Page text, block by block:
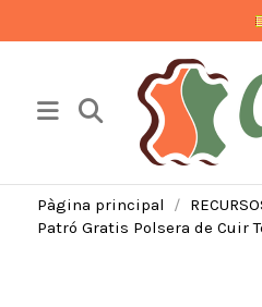
Pàgina principal
Patró Gratis Polsera de Cuir